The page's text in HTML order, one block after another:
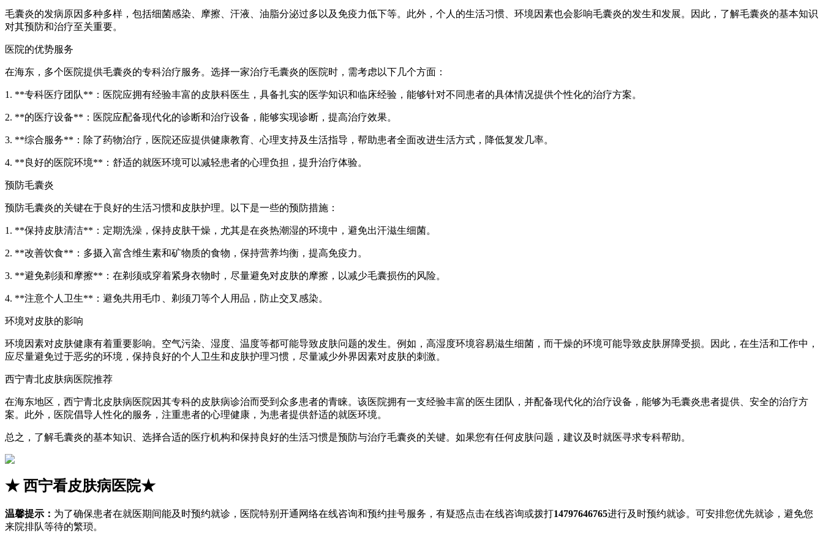
毛囊炎的发病原因多种多样，包括细菌感染、摩擦、汗液、油脂分泌过多以及免疫力低下等。此外，个人的生活习惯、环境因素也会影响毛囊炎的发生和发展。因此，了解毛囊炎的基本知识
对其预防和治疗至关重要。
医院的优势服务
在海东，多个医院提供毛囊炎的专科治疗服务。选择一家治疗毛囊炎的医院时，需考虑以下几个方面：
1. **专科医疗团队**：医院应拥有经验丰富的皮肤科医生，具备扎实的医学知识和临床经验，能够针对不同患者的具体情况提供个性化的治疗方案。
2. **的医疗设备**：医院应配备现代化的诊断和治疗设备，能够实现诊断，提高治疗效果。
3. **综合服务**：除了药物治疗，医院还应提供健康教育、心理支持及生活指导，帮助患者全面改进生活方式，降低复发几率。
4. **良好的医院环境**：舒适的就医环境可以减轻患者的心理负担，提升治疗体验。
预防毛囊炎
预防毛囊炎的关键在于良好的生活习惯和皮肤护理。以下是一些的预防措施：
1. **保持皮肤清洁**：定期洗澡，保持皮肤干燥，尤其是在炎热潮湿的环境中，避免出汗滋生细菌。
2. **改善饮食**：多摄入富含维生素和矿物质的食物，保持营养均衡，提高免疫力。
3. **避免剃须和摩擦**：在剃须或穿着紧身衣物时，尽量避免对皮肤的摩擦，以减少毛囊损伤的风险。
4. **注意个人卫生**：避免共用毛巾、剃须刀等个人用品，防止交叉感染。
环境对皮肤的影响
环境因素对皮肤健康有着重要影响。空气污染、湿度、温度等都可能导致皮肤问题的发生。例如，高湿度环境容易滋生细菌，而干燥的环境可能导致皮肤屏障受损。因此，在生活和工作中，
应尽量避免过于恶劣的环境，保持良好的个人卫生和皮肤护理习惯，尽量减少外界因素对皮肤的刺激。
西宁青北皮肤病医院推荐
在海东地区，西宁青北皮肤病医院因其专科的皮肤病诊治而受到众多患者的青睐。该医院拥有一支经验丰富的医生团队，并配备现代化的治疗设备，能够为毛囊炎患者提供、安全的治疗方
案。此外，医院倡导人性化的服务，注重患者的心理健康，为患者提供舒适的就医环境。
总之，了解毛囊炎的基本知识、选择合适的医疗机构和保持良好的生活习惯是预防与治疗毛囊炎的关键。如果您有任何皮肤问题，建议及时就医寻求专科帮助。
★西宁看皮肤病医院★
温馨提示： 为了确保患者在就医期间能及时预约就诊，医院特别开通网络在线咨询和预约挂号服务，有疑惑点击在线咨询或拨打14797646765进行及时预约就诊。可安排您优先就诊，避免您
来院排队等待的繁琐。